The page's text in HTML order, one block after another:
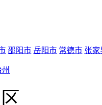
邵阳市 岳阳市 常德市 张家